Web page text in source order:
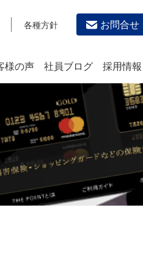
各種方針 お問合せ
成・印刷サービス
イヤーデザインの制作・印刷
インの制作・印刷
レットのデザイン制作・印刷
内パンフレット制作・印刷
様の声 社員ブログ 採用情報